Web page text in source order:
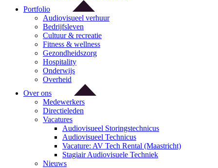
Portfolio
Audiovisueel verhuur
Bedrijfsleven
Cultuur & recreatie
Fitness & wellness
Gezondheidszorg
Hospitality
Onderwijs
Overheid
Over ons
Medewerkers
Directieleden
Vacatures
Audiovisueel Storingstechnicus
Audiovisueel Technicus
Vacature: AV Tech Rental (Maastricht)
Stagiair Audiovisuele Techniek
Nieuws